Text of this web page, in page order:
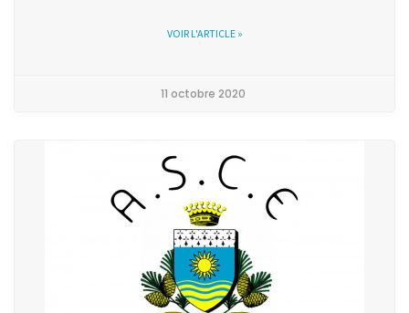
VOIR L'ARTICLE »
11 octobre 2020